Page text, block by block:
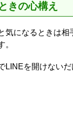
きの心構え
気になるときは
。
LINEを開けない